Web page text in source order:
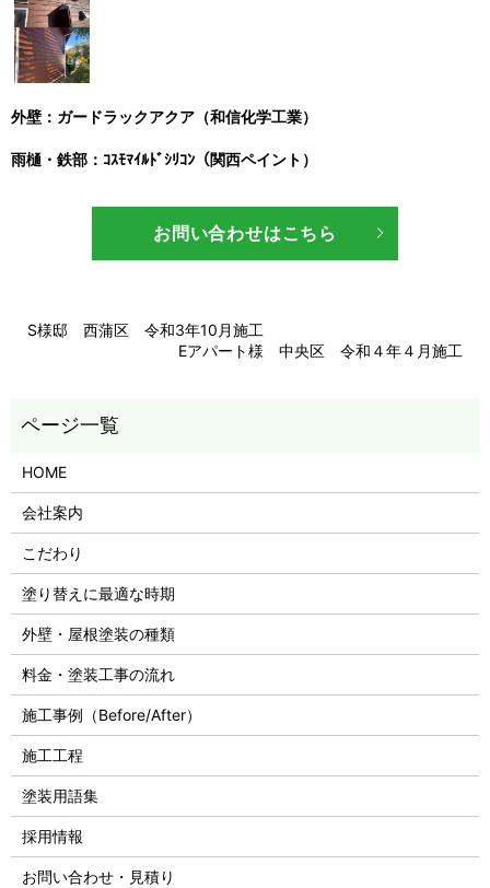
外壁：ガードラックアクア（和信化学工業）
雨樋・鉄部：ｺｽﾓﾏｲﾙﾄﾞｼﾘｺﾝ（関西ペイント）
お問い合わせはこちら
S様邸 西蒲区 令和3年10月施工
Eアパート様 中央区 令和４年４月施工
HOME
会社案内
こだわり
塗り替えに最適な時期
外壁・屋根塗装の種類
料金・塗装工事の流れ
施工事例（Before/After）
施工工程
塗装用語集
採用情報
お問い合わせ・見積り